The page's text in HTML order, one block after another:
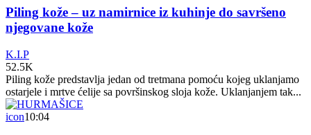
Piling kože – uz namirnice iz kuhinje do savršeno
njegovane kože
K.I.P
52.5K
Piling kože predstavlja jedan od tretmana pomoću kojeg uklanjamo
ostarjele i mrtve ćelije sa površinskog sloja kože. Uklanjanjem tak...
icon10:04